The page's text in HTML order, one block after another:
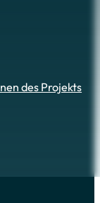
des Projekts